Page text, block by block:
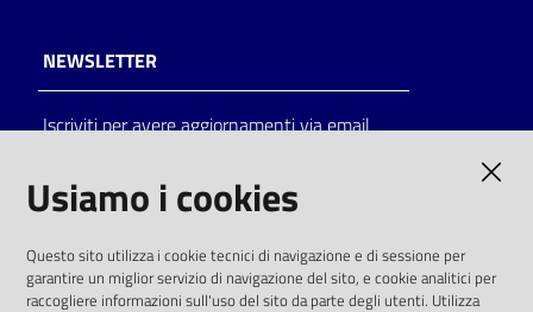
NEWSLETTER
Iscriviti per avere aggiornamenti via email
solo alle condizioni previste dalla direttiva
comunitaria 2003/98/CE e dal d.lgs. 36/2006
Usiamo i cookies
Questo sito utilizza i cookie tecnici di navigazione e di sessione per
garantire un miglior servizio di navigazione del sito, e cookie analitici per
raccogliere informazioni sull'uso del sito da parte degli utenti. Utilizza